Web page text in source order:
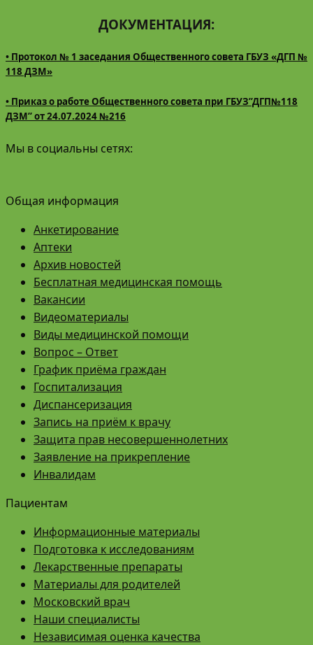
ДОКУМЕНТАЦИЯ:
• Протокол № 1 заседания Общественного совета ГБУЗ «ДГП №
118 ДЗМ»
• Приказ о работе Общественного совета при ГБУЗ”ДГП№118
ДЗМ” от 24.07.2024 №216
Мы в социальны сетях:
Общая информация
Анкетирование
Аптеки
Архив новостей
Бесплатная медицинская помощь
Вакансии
Видеоматериалы
Виды медицинской помощи
Вопрос – Ответ
График приёма граждан
Госпитализация
Диспансеризация
Запись на приём к врачу
Защита прав несовершеннолетних
Заявление на прикрепление
Инвалидам
Пациентам
Информационные материалы
Подготовка к исследованиям
Лекарственные препараты
Материалы для родителей
Московский врач
Наши специалисты
Независимая оценка качества